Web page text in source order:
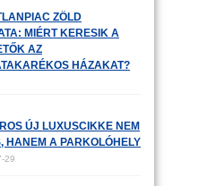
ZÖLD
MIÉRT KERESIK A
AZ
HÁZAKAT?
ÚJ LUXUSCIKKE NEM
HANEM A PARKOLÓHELY
29